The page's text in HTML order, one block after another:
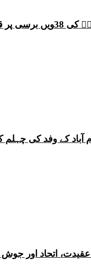
کا اہم پیغام
آباد کے وفد کی